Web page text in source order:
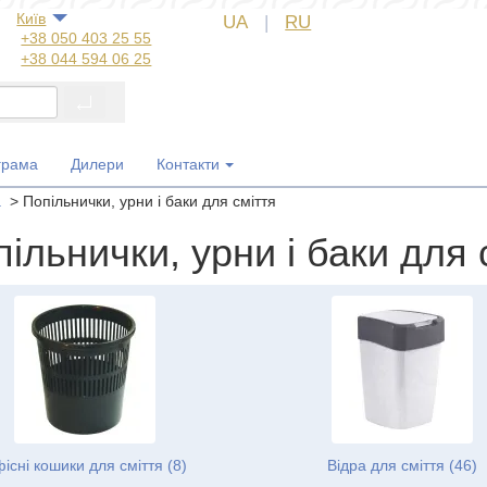
Київ
+38 050 403 25 55
+38 044 594 06 25
+38 067 554 50 60
UA | RU
Дилери Контакти
> Попільнички, урни і баки для сміття
урни і баки для
кошики для сміття (8) Відра для сміття (46)